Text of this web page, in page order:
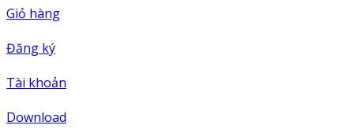
Giỏ hàng
Đăng ký
Tài khoản
Download